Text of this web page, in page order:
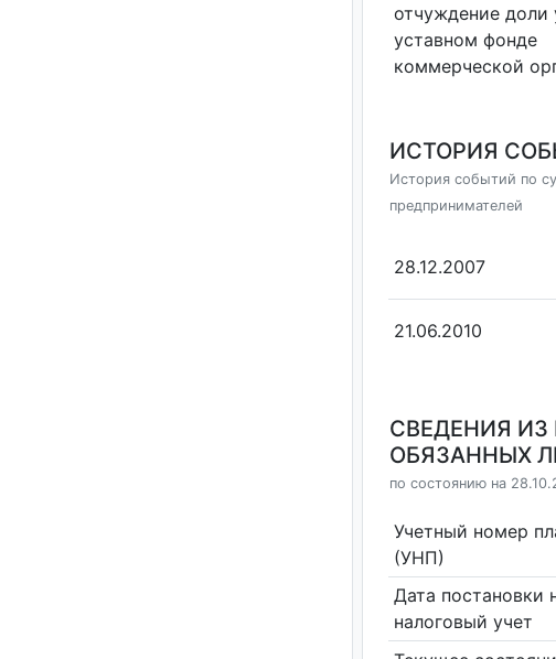
отчуждение доли
уставном фонде
коммерческой
ИСТОРИЯ
История событий по
предпринимателей
28.12.2007
21.06.2010
СВЕДЕНИЯ
ОБЯЗАННЫХ
по состоянию на
Учетный номер
(УНП)
Дата постановки
налоговый учет